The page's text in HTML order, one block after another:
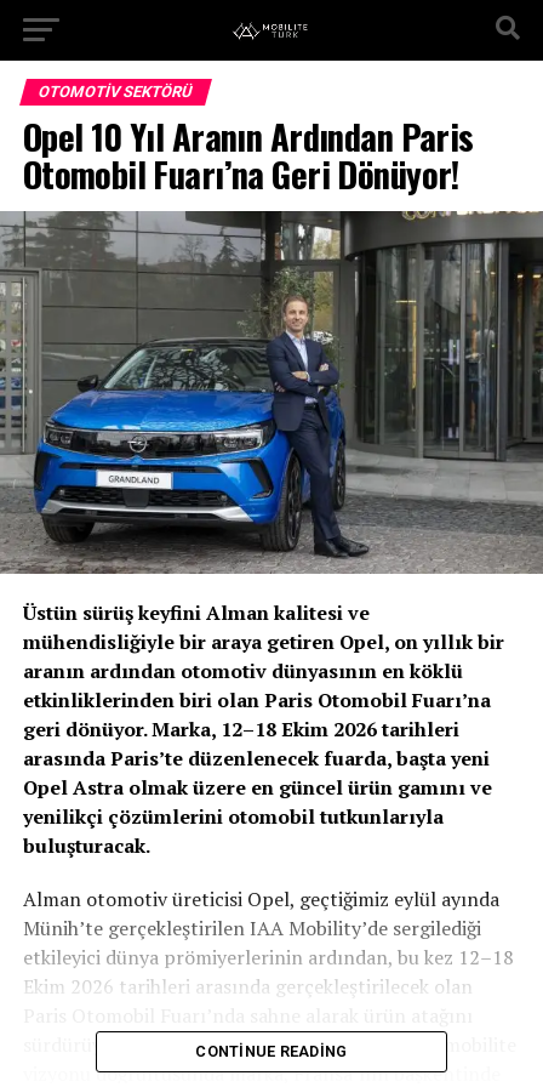
OTOMOTIV SEKTÖRÜ
Opel 10 Yıl Aranın Ardından Paris
Otomobil Fuarı’na Geri Dönüyor!
Üstün sürüş keyfini Alman kalitesi ve
mühendisliğiyle bir araya getiren Opel, on yıllık bir
aranın ardından otomotiv dünyasının en köklü
etkinliklerinden biri olan Paris Otomobil Fuarı’na
geri dönüyor. Marka, 12–18 Ekim 2026 tarihleri
arasında Paris’te düzenlenecek fuarda, başta yeni
Opel Astra olmak üzere en güncel ürün gamını ve
yenilikçi çözümlerini otomobil tutkunlarıyla
buluşturacak.
Alman otomotiv üreticisi Opel, geçtiğimiz eylül ayında
Münih’te gerçekleştirilen IAA Mobility’de sergilediği
etkileyici dünya prömiyerlerinin ardından, bu kez 12–18
Ekim 2026 tarihleri arasında gerçekleştirilecek olan
sürdürüyor. Genişleyen model ailesi ve elektrikli mobilite
vizyonu doğrultusunda marka, Fransa’nın başkentinde
CONTINUE READING